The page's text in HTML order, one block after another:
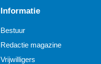
Informatie
Bestuur
Redactie magazine
Vrijwilligers